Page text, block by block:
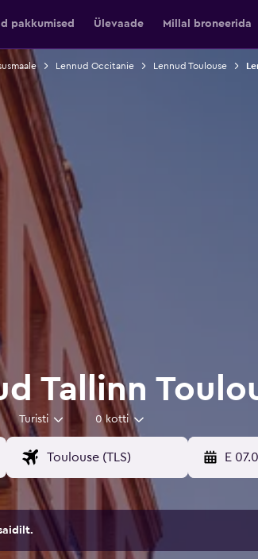
pakkumised Ülevaade Millal broneerida
Lennud Occitanie Lennud Toulouse
Tallinn
Turisti 0 kotti
E